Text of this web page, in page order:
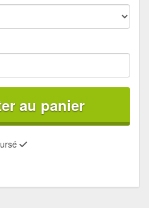
au panier